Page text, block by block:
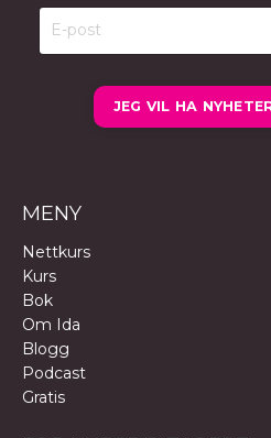
JEG VIL HA
MENY
Nettkurs
Kurs
Bok
Om Ida
Blogg
Podcast
Gratis